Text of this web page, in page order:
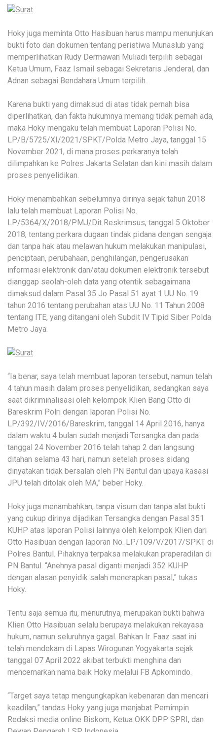
Hoky juga meminta Otto Hasibuan harus mampu menunjukan
bukti foto dan dokumen tentang peristiwa Munaslub yang
memperlihatkan Rudy Dermawan Muliadi terpilih sebagai
Ketua Umum, Faaz Ismail sebagai Sekretaris Jenderal, dan
Adnan sebagai Bendahara Umum terpilih.
Karena bukti yang dimaksud di atas tidak pernah bisa
diperlihatkan, dan fakta hukumnya memang tidak pernah ada,
maka Hoky mengaku telah membuat Laporan Polisi No.
LP/B/5725/XI/2021/SPKT/Polda Metro Jaya, tanggal 15
November 2021, di mana proses perkaranya telah
dilimpahkan ke Polres Jakarta Selatan dan kini masih dalam
proses penyelidikan.
Hoky menambahkan sebelumnya dirinya sejak tahun 2018
lalu telah membuat Laporan Polisi No.
LP/5364/X/2018/PMJ/Dit Reskrimsus, tanggal 5 Oktober
2018, tentang perkara dugaan tindak pidana dengan sengaja
dan tanpa hak atau melawan hukum melakukan manipulasi,
penciptaan, perubahaan, penghilangan, pengerusakan
informasi elektronik dan/atau dokumen elektronik tersebut
dianggap seolah-oleh data yang otentik sebagaimana
dimaksud dalam Pasal 35 Jo Pasal 51 ayat 1 UU No. 19
tahun 2016 tentang perubahan atas UU No. 11 Tahun 2008
tentang ITE, yang ditangani oleh Subdit IV Tipid Siber Polda
Metro Jaya.
“Ia benar, saya telah membuat laporan tersebut, namun telah
4 tahun masih dalam proses penyelidikan, sedangkan saya
saat dikriminalisasi oleh kelompok Klien Bang Otto di
Bareskrim Polri dengan laporan Polisi No.
LP/392/IV/2016/Bareskrim, tanggal 14 April 2016, hanya
dalam waktu 4 bulan sudah menjadi Tersangka dan pada
tanggal 24 November 2016 telah tahap 2 dan langsung
ditahan selama 43 hari, namun setelah proses sidang
dinyatakan tidak bersalah oleh PN Bantul dan upaya kasasi
JPU telah ditolak oleh MA,” beber Hoky.
Hoky juga menambahkan, tanpa visum dan tanpa alat bukti
yang cukup dirinya dijadikan Tersangka dengan Pasal 351
KUHP atas laporan Polisi lainnya oleh kelompok Klien dari
Otto Hasibuan dengan laporan No. LP/109/V/2017/SPKT di
Polres Bantul. Pihaknya terpaksa melakukan praperadilan di
PN Bantul. “Anehnya pasal diganti menjadi 352 KUHP
dengan alasan penyidik salah menerapkan pasal,” tukas
Hoky.
Tentu saja semua itu, menurutnya, merupakan bukti bahwa
Klien Otto Hasibuan selalu berupaya melakukan rekayasa
hukum, namun seluruhnya gagal. Bahkan Ir. Faaz saat ini
telah mendekam di Lapas Wirogunan Yogyakarta sejak
tanggal 07 April 2022 akibat terbukti menghina dan
mencemarkan nama baik Hoky melalui FB Apkomindo.
“Target saya tetap mengungkapkan kebenaran dan mencari
keadilan,” tandas Hoky yang juga menjabat Pemimpin
Redaksi media online Biskom, Ketua OKK DPP SPRI, dan